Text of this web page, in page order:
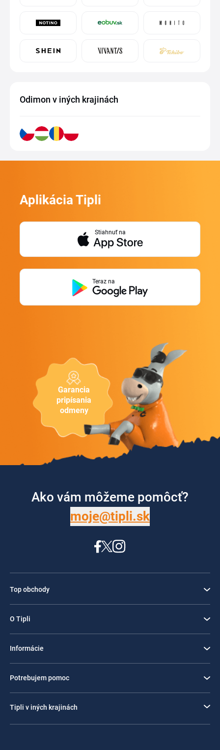
Odimon v iných krajinách
Garancia
pripísania
odmeny
Aplikácia Tipli
Stiahnuť na
Teraz na
Ako vám môžeme pomôcť?
moje@tipli.sk
Top obchody
O Tipli
Informácie
Potrebujem pomoc
Tipli v iných krajinách